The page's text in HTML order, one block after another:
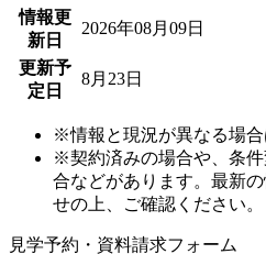
情報更
新日
2026年08月09日
更新予
定日
8月23日
※情報と現況が異なる場合
※契約済みの場合や、条
合などがあります。最新
せの上、ご確認ください。
見学予約・資料請求フォーム